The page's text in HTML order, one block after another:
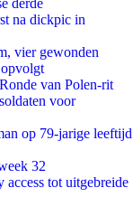
derde
na dickpic in
vier gewonden
van Polen-rit
voor
op 79-jarige leeftijd
32
tot uitgebreide